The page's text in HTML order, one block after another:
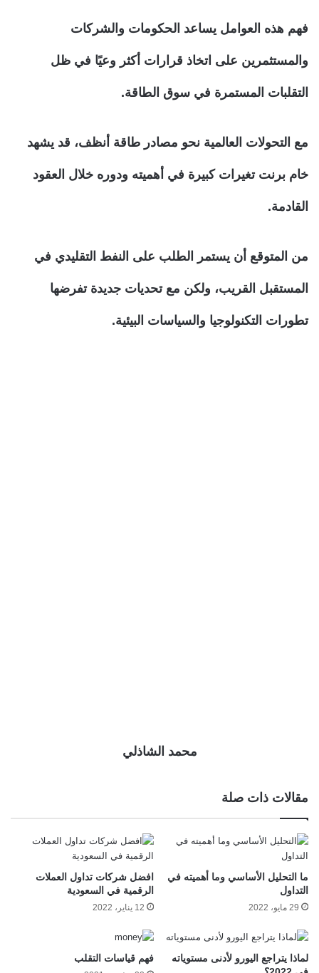
فهم هذه العوامل يساعد الحكومات والشركات
والمستثمرين على اتخاذ قرارات أكثر وعيًا في ظل
التقلبات المستمرة في سوق الطاقة.
مع التحولات العالمية نحو مصادر طاقة أنظف، قد يشهد
خام برنت تغيرات كبيرة في أهميته ودوره خلال العقود
القادمة.
من المتوقع أن يستمر الطلب على النفط التقليدي في
المستقبل القريب، ولكن مع تحديات جديدة تفرضها
تطورات التكنولوجيا والسياسات البيئية.
محمد الشاذلي
مقالات ذات صلة
ما التحليل الأساسي وما أهميته في
التداول
29 مايو، 2022
افضل شركات تداول العملات
الرقمية في السعودية
12 يناير، 2022
لماذا يتراجع اليورو لأدنى مستوياته
فهم قياسات التقلب